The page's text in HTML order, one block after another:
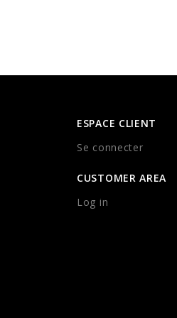
ESPACE CLIENT
Se connecter
CUSTOMER AREA
Log in